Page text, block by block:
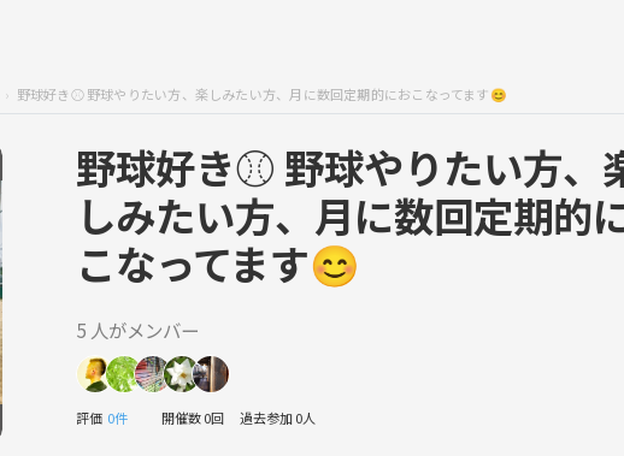
野球好き⚾️ 野球やりたい方、楽しみたい方、月に数回定期的におこなってます😊
野球好き⚾️ 野球やりたい方、
しみたい方、月に数回定期的
こなってます😊
5 人がメンバー
評価 0件 開催数 0回 過去参加 0人